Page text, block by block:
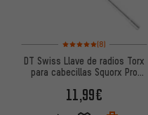
Valoración media: 5 de 5
(8)
DT Swiss Llave de radios Torx
para cabecillas Squorx Pro
11,99€